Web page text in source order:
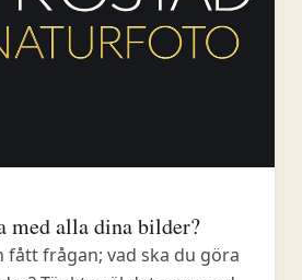
med alla dina bilder?
fått frågan; vad ska du göra